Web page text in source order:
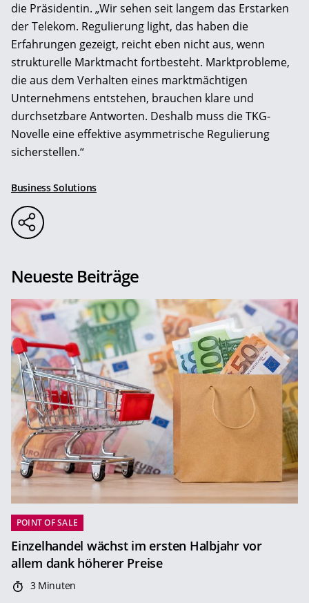
die Präsidentin. „Wir sehen seit langem das Erstarken
der Telekom. Regulierung light, das haben die
Erfahrungen gezeigt, reicht eben nicht aus, wenn
strukturelle Marktmacht fortbesteht. Marktprobleme,
die aus dem Verhalten eines marktmächtigen
Unternehmens entstehen, brauchen klare und
durchsetzbare Antworten. Deshalb muss die TKG-
Novelle eine effektive asymmetrische Regulierung
sicherstellen.“
Business Solutions
Neueste Beiträge
POINT OF SALE
Einzelhandel wächst im ersten Halbjahr vor
allem dank höherer Preise
3 Minuten